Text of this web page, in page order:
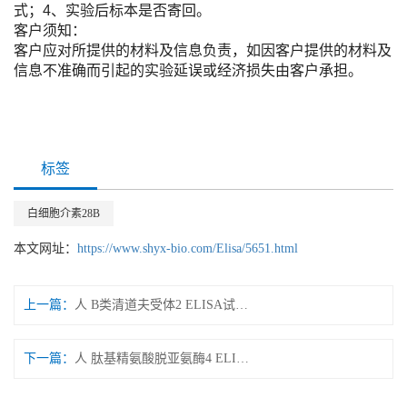
式；4、实验后标本是否寄回。
客户须知：
客户应对所提供的材料及信息负责，如因客户提供的材料及
信息不准确而引起的实验延误或经济损失由客户承担。
标签
白细胞介素28B
本文网址： https://www.shyx-bio.com/Elisa/5651.html
上一篇： 人 B类清道夫受体2 ELISA试剂盒
下一篇： 人 肽基精氨酸脱亚氨酶4 ELISA试剂盒